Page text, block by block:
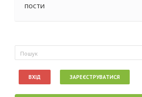
пости
Пошукова форма
Пошук
ВХІД ЗАРЕЄСТРУВАТИСЯ